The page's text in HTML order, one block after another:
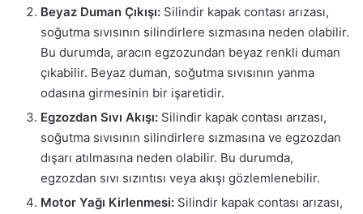
Beyaz Duman Çıkışı: Silindir kapak contası arızası,
soğutma sıvısının silindirlere sızmasına neden olabilir.
Bu durumda, aracın egzozundan beyaz renkli duman
çıkabilir. Beyaz duman, soğutma sıvısının yanma
odasına girmesinin bir işaretidir.
Egzozdan Sıvı Akışı: Silindir kapak contası arızası,
soğutma sıvısının silindirlere sızmasına ve egzozdan
dışarı atılmasına neden olabilir. Bu durumda,
egzozdan sıvı sızıntısı veya akışı gözlemlenebilir.
Motor Yağı Kirlenmesi: Silindir kapak contası arızası,